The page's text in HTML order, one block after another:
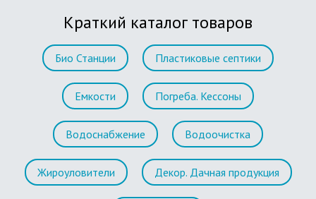
Краткий каталог товаров
Био Станции Пластиковые септики
Емкости Погреба. Кессоны
Водоснабжение Водоочистка
Жироуловители Декор. Дачная продукция